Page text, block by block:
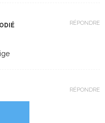
RÉPONDRE
ankizy
RÉPONDRE